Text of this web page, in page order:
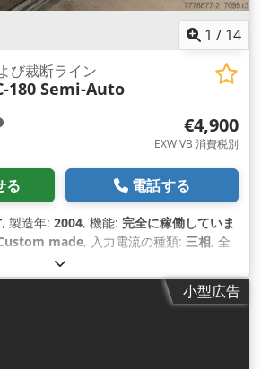
1 / 14
び裁断ライン
180 Semi-Auto
€4,900
EXW VB 消費税別
る 電話する
, 製造年: 2004, 機能: 完全に稼働していま
made, 入力電流の種類: 三相, 全
14,650 mm
mm,
小型広告